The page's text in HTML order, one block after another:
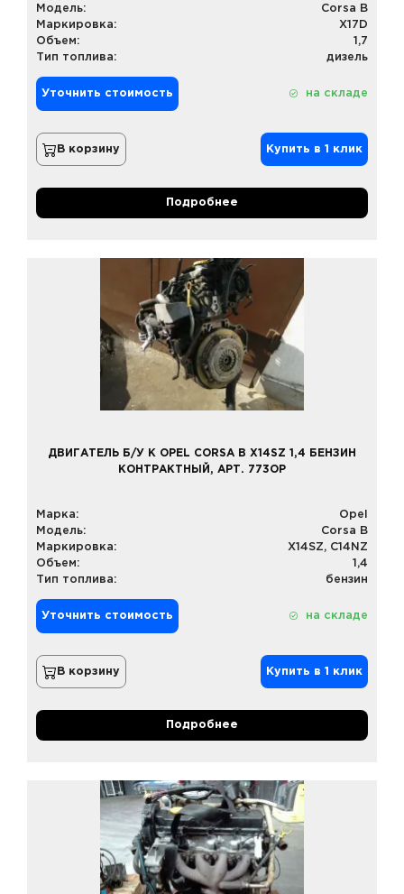
Модель:
Corsa B
Маркировка:
X17D
Объем:
1,7
Тип топлива:
дизель
Уточнить стоимость на складе
В корзину Купить в 1 клик
Подробнее
ДВИГАТЕЛЬ Б/У К OPEL CORSA B X14SZ 1,4 БЕНЗИН
КОНТРАКТНЫЙ, АРТ. 773OP
Марка:
Opel
Модель:
Corsa B
Маркировка:
X14SZ, C14NZ
Объем:
1,4
Тип топлива:
бензин
Уточнить стоимость на складе
В корзину Купить в 1 клик
Подробнее